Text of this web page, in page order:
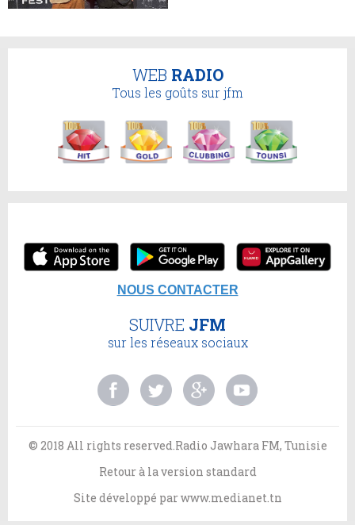
WEB RADIO
Tous les goûts sur jfm
NOUS CONTACTER
SUIVRE JFM
sur les réseaux sociaux
© 2018 All rights reserved.Radio Jawhara FM, Tunisie
Retour à la version standard
Site développé parwww.medianet.tn